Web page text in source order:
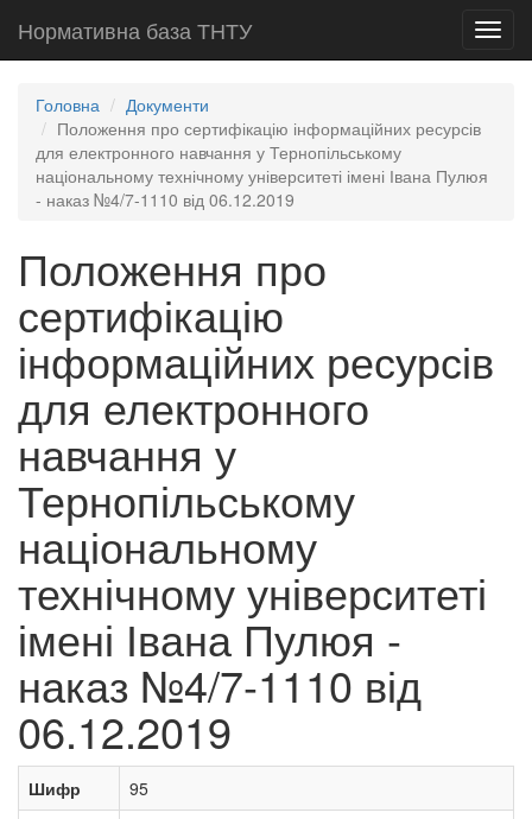
Нормативна база ТНТУ
Головна
Документи
Положення про сертифікацію інформаційних ресурсів
для електронного навчання у Тернопільському
національному технічному університеті імені Івана Пулюя
- наказ №4/7-1110 від 06.12.2019
Положення про
сертифікацію
інформаційних ресурсів
для електронного
навчання у
Тернопільському
національному
технічному університеті
імені Івана Пулюя -
наказ №4/7-1110 від
06.12.2019
Шифр
95